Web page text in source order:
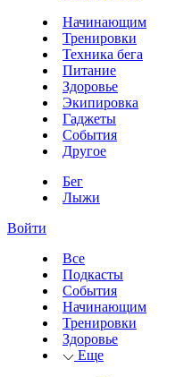
Начинающим
Тренировки
Техника бега
Питание
Здоровье
Экипировка
Гаджеты
События
Другое
Бег
Лыжи
Войти
Все
Подкасты
События
Начинающим
Тренировки
Здоровье
Еще